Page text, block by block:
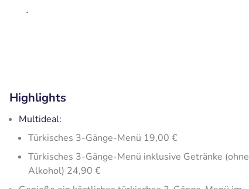
Highlights
Multideal:
Türkisches 3-Gänge-Menü 19,00 €
Türkisches 3-Gänge-Menü inklusive Getränke (ohne
Alkohol) 24,90 €